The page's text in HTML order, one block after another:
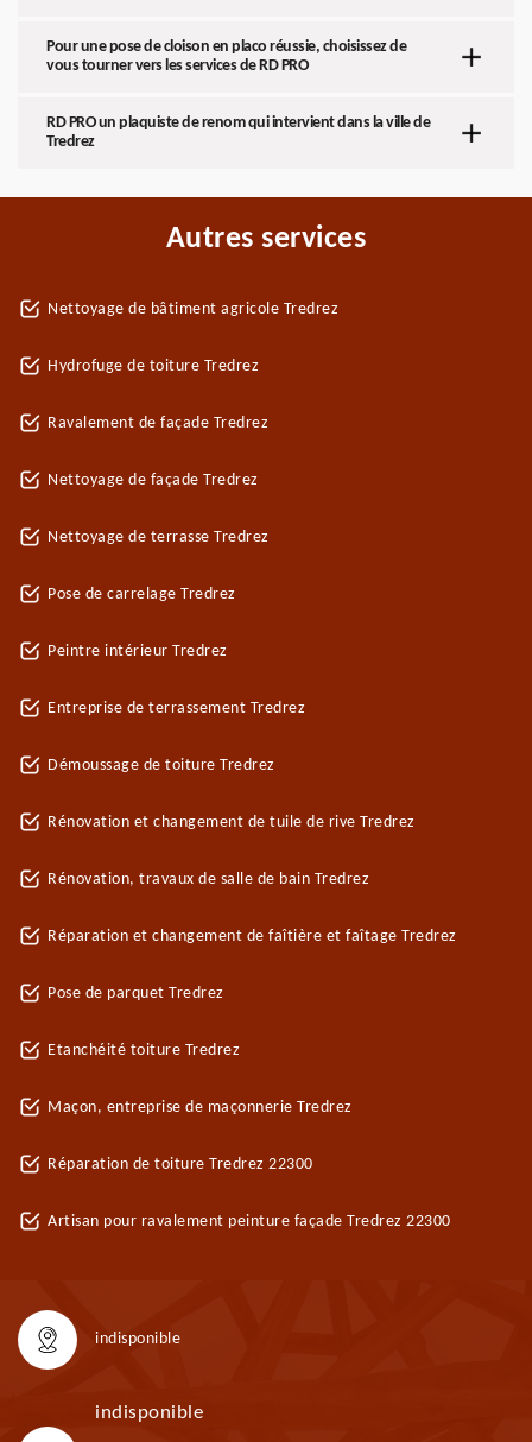
Pour une pose de cloison en placo réussie, choisissez de
vous tourner vers les services de RD PRO
RD PRO un plaquiste de renom qui intervient dans la ville de
Tredrez
Autres services
Nettoyage de bâtiment agricole Tredrez
Hydrofuge de toiture Tredrez
Ravalement de façade Tredrez
Nettoyage de façade Tredrez
Nettoyage de terrasse Tredrez
Pose de carrelage Tredrez
Peintre intérieur Tredrez
Entreprise de terrassement Tredrez
Démoussage de toiture Tredrez
Rénovation et changement de tuile de rive Tredrez
Rénovation, travaux de salle de bain Tredrez
Réparation et changement de faîtière et faîtage Tredrez
Pose de parquet Tredrez
Etanchéité toiture Tredrez
Maçon, entreprise de maçonnerie Tredrez
Réparation de toiture Tredrez 22300
Artisan pour ravalement peinture façade Tredrez 22300
indisponible
indisponible